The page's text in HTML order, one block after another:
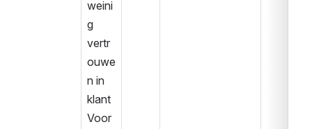
weini
g
vertr
ouwe
n in
klant
Voor